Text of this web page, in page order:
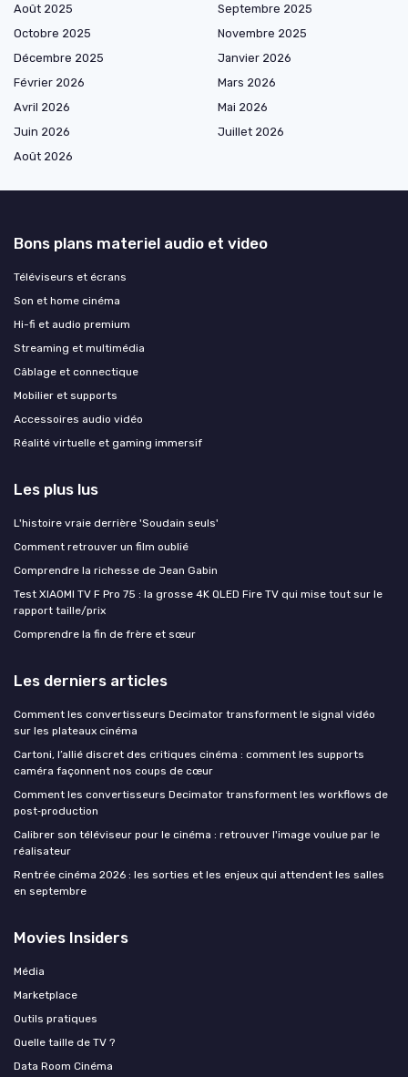
Août 2025
Septembre 2025
Octobre 2025
Novembre 2025
Décembre 2025
Janvier 2026
Février 2026
Mars 2026
Avril 2026
Mai 2026
Juin 2026
Juillet 2026
Août 2026
Bons plans materiel audio et video
Téléviseurs et écrans
Son et home cinéma
Hi-fi et audio premium
Streaming et multimédia
Câblage et connectique
Mobilier et supports
Accessoires audio vidéo
Réalité virtuelle et gaming immersif
Les plus lus
L'histoire vraie derrière 'Soudain seuls'
Comment retrouver un film oublié
Comprendre la richesse de Jean Gabin
Test XIAOMI TV F Pro 75 : la grosse 4K QLED Fire TV qui mise tout sur le
rapport taille/prix
Comprendre la fin de frère et sœur
Les derniers articles
Comment les convertisseurs Decimator transforment le signal vidéo
sur les plateaux cinéma
Cartoni, l’allié discret des critiques cinéma : comment les supports
caméra façonnent nos coups de cœur
Comment les convertisseurs Decimator transforment les workflows de
post‑production
Calibrer son téléviseur pour le cinéma : retrouver l'image voulue par le
réalisateur
Rentrée cinéma 2026 : les sorties et les enjeux qui attendent les salles
en septembre
Movies Insiders
Média
Marketplace
Outils pratiques
Quelle taille de TV ?
Data Room Cinéma